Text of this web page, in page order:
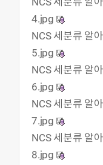
4.jpg
NCS 세분류 알
5.jpg
NCS 세분류 알
6.jpg
NCS 세분류 알
7.jpg
NCS 세분류 알
8.jpg